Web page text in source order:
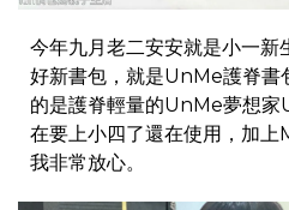
今年九月老二安安就是小一新
好新書包，就是UnMe護脊書
的是護脊輕量的UnMe夢想家
在要上小四了還在使用，加
我非常放心。